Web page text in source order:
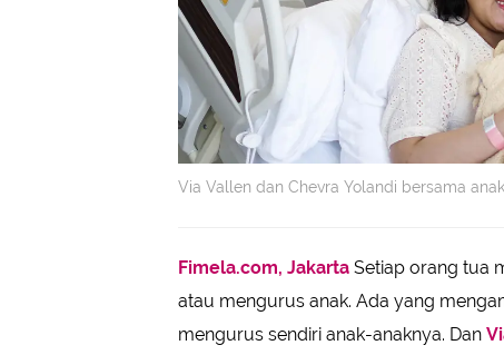
Via Vallen dan Chevra Yolandi bersama
Fimela.com, Jakarta Setiap orang tua
atau mengurus anak. Ada yang
mengurus sendiri anak-anaknya. Dan